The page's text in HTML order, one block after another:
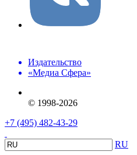
Издательство
«Медиа Сфера»
© 1998-2026
+7 (495) 482-43-29
RU